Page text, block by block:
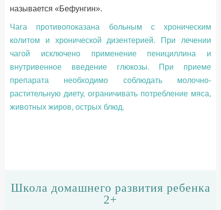
называется «Бефунгин».
Чага противопоказана больным с хроническим
колитом и хронической дизентерией. При лечении
чагой исключено применение пенициллина и
внутривенное введение глюкозы. При приеме
препарата необходимо соблюдать молочно-
растительную диету, ограничивать потребление мяса,
животных жиров, острых блюд.
Школа домашнего развития ребенка
2+